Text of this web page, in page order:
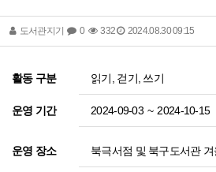
도서관지기 0 332 2024.08.30 09:15
활동 구분 읽기, 걷기, 쓰기
운영 기간 2024-09-03 ~ 2024-10-15
운영 장소 북극서점 및 북구도서관